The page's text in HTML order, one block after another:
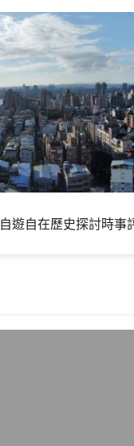
自遊自在歷史探討時事